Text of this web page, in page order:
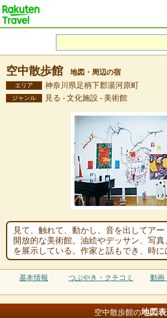
空中散歩館 地図・周辺の宿
エリア 神奈川県足柄下郡湯河原町
ジャンル 見る - 文化施設 - 美術館
見て、触れて、動かし、音を出してア
開放的な美術館。油絵やデッサン、写
を展示している。作家と話もでき、時に
基本情報 つぶやき・クチコミ 動画
空中散歩館の地図